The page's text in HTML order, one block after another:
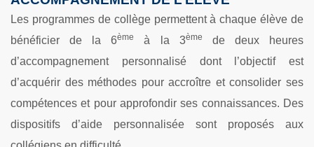
Les programmes de collège permettent à chaque élève de
bénéficier de la 6ème à la 3ème
de deux heures
d’accompagnement personnalisé dont l’objectif est
d’acquérir des méthodes pour accroître et consolider ses
compétences et pour approfondir ses connaissances. Des
dispositifs d’aide personnalisée sont proposés aux